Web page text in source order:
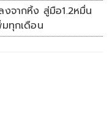
งจากหิ้ง สู่มือ1.2หมื่น
มทุกเดือน